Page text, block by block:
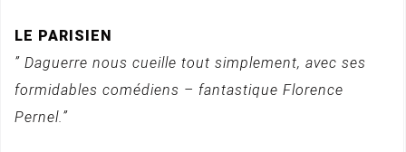
LE PARISIEN
” Daguerre nous cueille tout simplement, avec ses
formidables comédiens – fantastique Florence
Pernel.”